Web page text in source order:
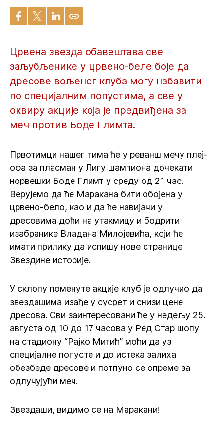
Црвена звезда обавештава све
заљубљенике у црвено-беле боје да
дресове вољеног клуба могу набавити
по специјалним попустима, а све у
оквиру акције која је предвиђена за
меч против Боде Глимта.
Првотимци нашег тима ће у реванш мечу плеј-
офа за пласман у Лигу шампиона дочекати
норвешки Боде Глимт у среду од 21 час.
Верујемо да ће Маракана бити обојена у
црвено-бело, као и да ће навијачи у
дресовима доћи на утакмицу и бодрити
изабранике Владана Милојевића, који ће
имати прилику да испишу нове странице
Звездине историје.
У склопу поменуте акције клуб је одлучио да
звездашима изађе у сусрет и снизи цене
дресова. Сви заинтересовани ће у недељу 25.
августа од 10 до 17 часова у Ред Стар шопу
на стадиону “Рајко Митић” моћи да уз
специјалне попусте и до истека залиха
обезбеде дресове и потпуно се опреме за
одлучујући меч.
Звездаши, видимо се на Маракани!